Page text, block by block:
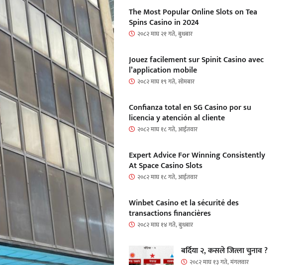
The Most Popular Online Slots on Tea
Spins Casino in 2024
२०८२ माघ २१ गते, बुधबार
Jouez facilement sur Spinit Casino avec
l’application mobile
२०८२ माघ १९ गते, सोमबार
Confianza total en SG Casino por su
licencia y atención al cliente
२०८२ माघ १८ गते, आईतवार
Expert Advice For Winning Consistently
At Space Casino Slots
२०८२ माघ १८ गते, आईतवार
Winbet Casino et la sécurité des
transactions financières
२०८२ माघ १४ गते, बुधबार
बर्दिया २, कसले जित्ला चुनाव ?
२०८२ माघ १३ गते, मंगलवार